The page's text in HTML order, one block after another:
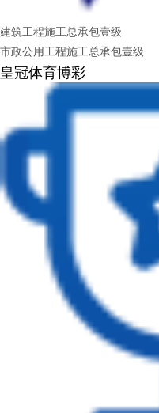
建筑工程施工总承包壹级
市政公用工程施工总承包壹级
皇冠体育博彩